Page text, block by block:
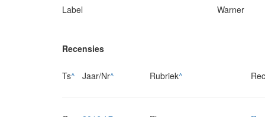
Label
Warner
Recensies
Ts^ Jaar/Nr^ Rubriek^